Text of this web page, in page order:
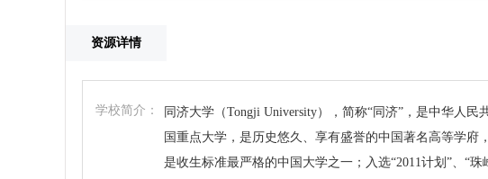
资源详情
学校简介：
同济大学（Tongji University），简称“同济”，是中华人
国重点大学，是历史悠久、享有盛誉的中国著名高等学府
是收生标准最严格的中国大学之一；入选“2011计划”、“